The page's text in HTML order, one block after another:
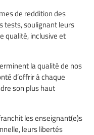
de reddition des
tests, soulignant leurs
qualité, inclusive et
la qualité de nos
d’offrir à chaque
son plus haut
les enseignant(e)s
leurs libertés